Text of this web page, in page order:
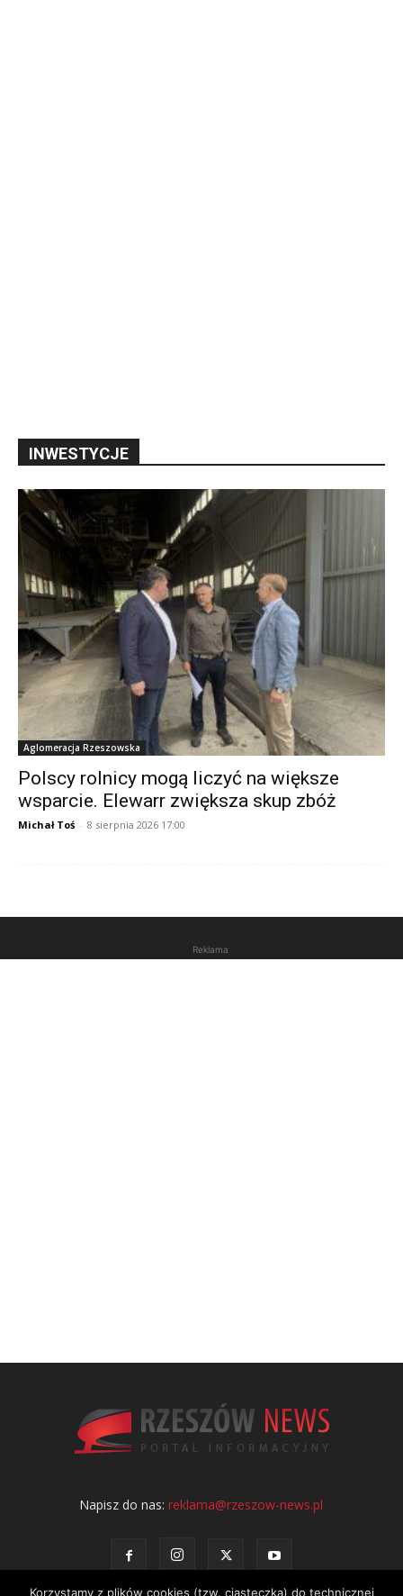
INWESTYCJE
Aglomeracja Rzeszowska
Polscy rolnicy mogą liczyć na większe
wsparcie. Elewarr zwiększa skup zbóż
Michał Toś - 8 sierpnia 2026 17:00
Reklama
Napisz do nas:reklama@rzeszow-news.pl
Korzystamy z plików cookies (tzw. ciasteczka) do technicznej